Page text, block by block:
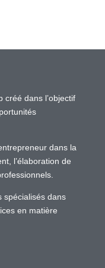
créé dans l’objectif
dans la
l’élaboration de
spécialisés dans
en matière